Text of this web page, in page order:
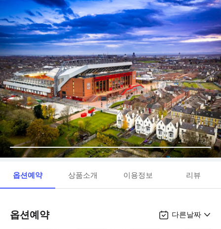
옵션예약 상품소개 이용정보 리뷰
옵션예약 다른날짜